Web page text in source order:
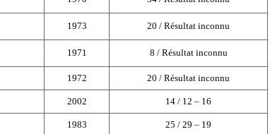
1973 20 / Résultat inconnu
1971 8 / Résultat inconnu
1972 20 / Résultat inconnu
2002 14 / 12 – 16
1983 25 / 29 – 19